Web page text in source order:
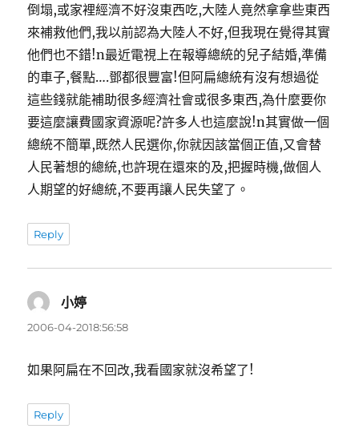
倒塌,或家裡經濟不好沒東西吃,大陸人竟然拿拿些東西
來補救他們,我以前認為大陸人不好,但我現在覺得其實
他們也不錯!n最近電視上在報導總統的兒子結婚,準備
的車子,餐點….鄧都很豐富!但阿扁總統有沒有想過從
這些錢就能補助很多經濟社會或很多東西,為什麼要你
要這麼讓費國家資源呢?許多人也這麼說!n其實做一個
總統不簡單,既然人民選你,你就因該當個正值,又會替
人民著想的總統,也許現在還來的及,把握時機,做個人
人期望的好總統,不要再讓人民失望了。
Reply
小婷
示:
2006-04-2018:56:58
如果阿扁在不回改,我看國家就沒希望了!
Reply